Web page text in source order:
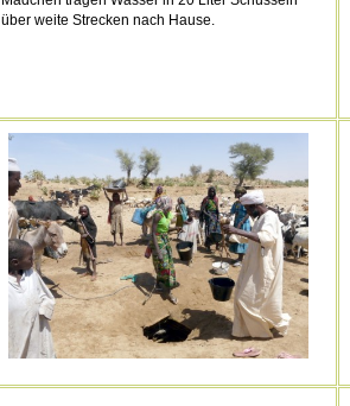
über weite Strecken nach Hause.